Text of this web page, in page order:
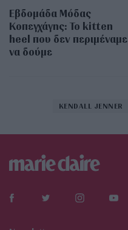
Εβδομάδα Μόδας
Κοπεγχάγης: Το kitten
heel που δεν περιμέναμε
να δούμε
KENDALL JENNER